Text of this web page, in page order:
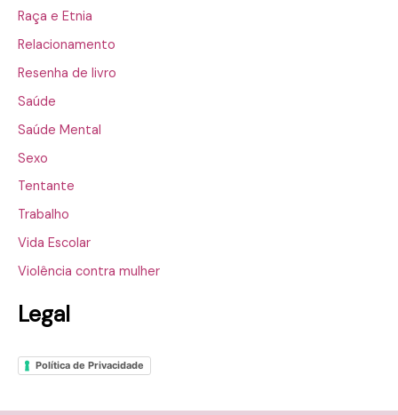
Raça e Etnia
Relacionamento
Resenha de livro
Saúde
Saúde Mental
Sexo
Tentante
Trabalho
Vida Escolar
Violência contra mulher
Legal
Política de Privacidade